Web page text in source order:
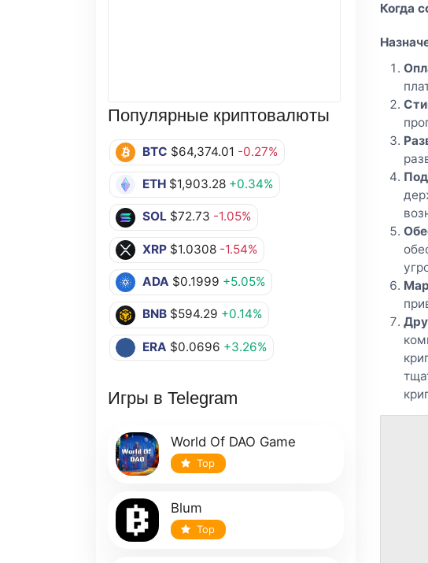
Популярные криптовалюты
BTC $64,374.01 -0.27%
ETH $1,903.28 +0.34%
SOL $72.73 -1.05%
XRP $1.0308 -1.54%
ADA $0.1999 +5.05%
BNB $594.29 +0.14%
ERA $0.0696 +3.26%
Игры в Telegram
World Of DAO Game
Top
Blum
Top
Когда